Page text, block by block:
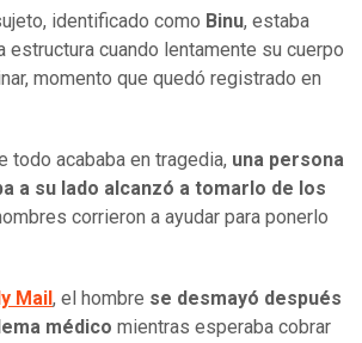
identificado como Binu, estaba
estructura cuando lentamente su cuerpo
momento que quedó registrado en
todo acababa en tragedia, una persona
a su lado alcanzó a tomarlo de los
corrieron a ayudar para ponerlo
Mail , el hombre se desmayó después
médico mientras esperaba cobrar